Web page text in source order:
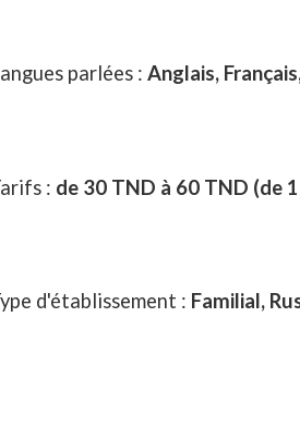
parlées : Anglais,
: de 30 TND à 60 TND (de
d'établissement : Familial,